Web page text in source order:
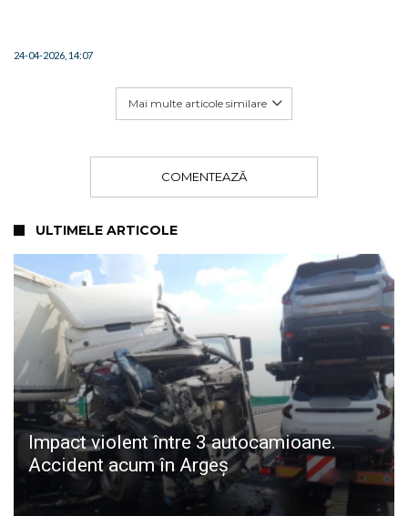
24-04-2026, 14:07
Mai multe articole similare
COMENTEAZĂ
ULTIMELE ARTICOLE
Impact violent între 3 autocamioane.
Accident acum în Argeș